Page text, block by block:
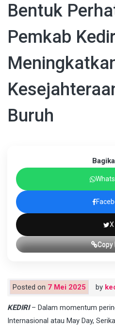
Bentuk
Pemkab
Buruh
X
Copy
Posted on 7 Mei 2025 by
KEDIRI– Dalam momentum
Internasional atau May Day,